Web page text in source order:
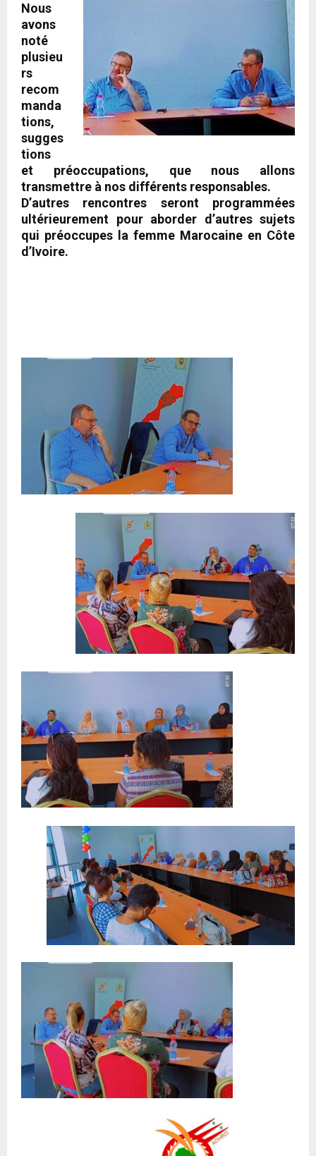
Nous
avons
noté
plusieu
rs
recom
manda
tions,
sugges
tions
et préoccupations, que nous allons
transmettre à nos différents responsables.
D’autres rencontres seront programmées
ultérieurement pour aborder d’autres sujets
qui préoccupes la femme Marocaine en Côte
d’Ivoire.